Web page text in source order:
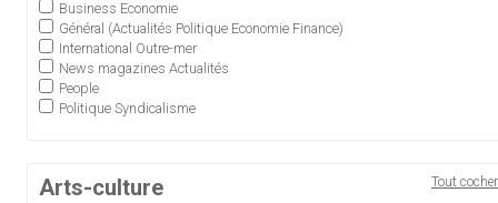
Business Economie
Général (Actualités Politique Economie Finance)
International Outre-mer
News magazines Actualités
People
Politique Syndicalisme
Arts-culture Tout cocher